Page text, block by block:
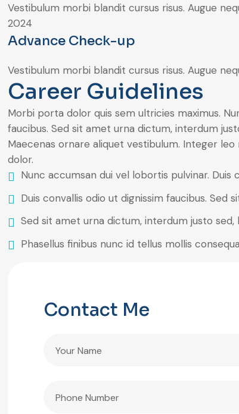
Vestibulum morbi blandit cursus risus. Augue
2024
Advance Check-up
Vestibulum morbi blandit cursus risus. Augue
Career Guidelines
Morbi porta dolor quis sem ultricies maximus.
faucibus. Sed sit amet urna dictum, interdum
Maecenas ornare aliquet vestibulum. Integer
dolor.
Nunc accumsan dui vel lobortis pulvinar. Duis
Duis convallis odio ut dignissim faucibus. Sed
Sed sit amet urna dictum, interdum justo sed,
Phasellus finibus nunc id tellus mollis
Contact Me